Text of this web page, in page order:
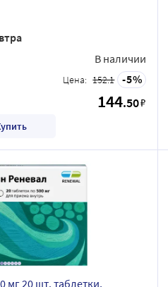
В наличии
Цена: 152.1 5
144.50₽
мг 20 шт. таблетки,